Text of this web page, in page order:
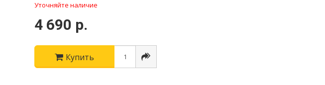
Уточняйте наличие
4 690 р.
Купить